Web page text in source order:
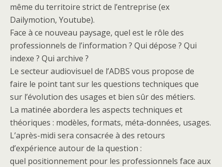
même du territoire strict de l’entreprise (ex
Dailymotion, Youtube).
Face à ce nouveau paysage, quel est le rôle des
professionnels de l’information ? Qui dépose ? Qui
indexe ? Qui archive ?
Le secteur audiovisuel de l’ADBS vous propose de
faire le point tant sur les questions techniques que
sur l’évolution des usages et bien sûr des métiers.
La matinée abordera les aspects techniques et
théoriques : modèles, formats, méta-données, usages.
L’après-midi sera consacrée à des retours
d’expérience autour de la question :
quel positionnement pour les professionnels face aux